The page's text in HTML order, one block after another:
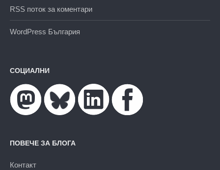
RSS поток за коментари
WordPress България
СОЦИАЛНИ
ПОВЕЧЕ ЗА БЛОГА
Контакт